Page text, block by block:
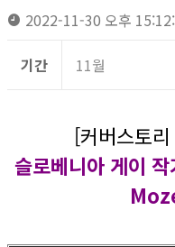
2022-11-30 오후
기간 11월
[커버스토
슬로베니아 게이